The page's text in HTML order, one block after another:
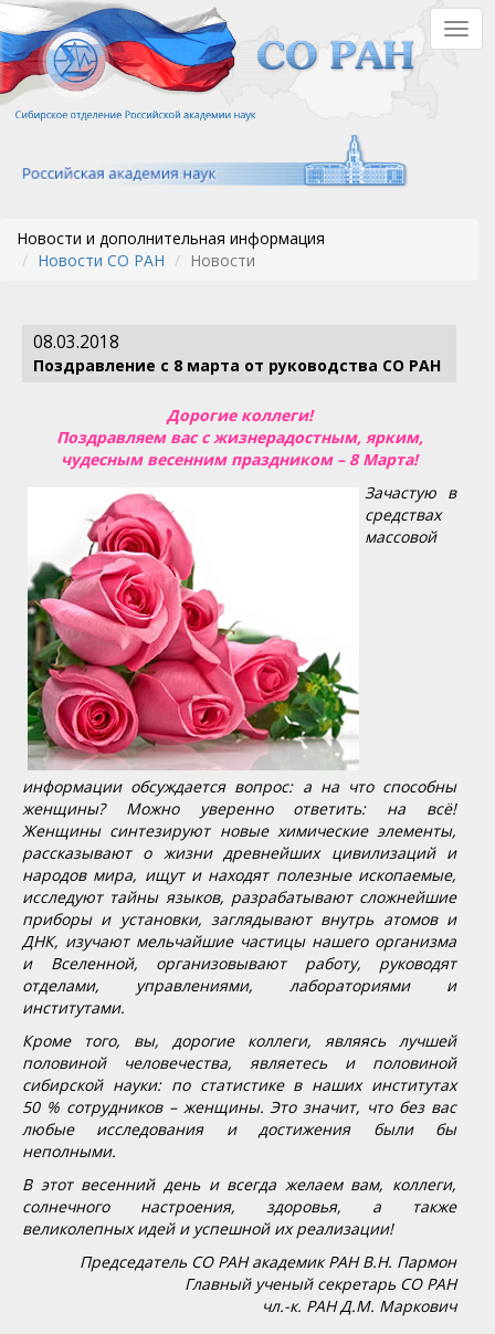
Перейти
к
основному
содержанию
Новости и дополнительная информация
Новости СО РАН
Новости
08.03.2018
Поздравление с 8 марта от руководства СО РАН
Дорогие коллеги!
Поздравляем вас с жизнерадостным, ярким,
чудесным весенним праздником – 8 Марта!
​Зачастую в
средствах
массовой
информации обсуждается вопрос: а на что способны
женщины? Можно уверенно ответить: на всё!
Женщины синтезируют новые химические элементы,
рассказывают о жизни древнейших цивилизаций и
народов мира, ищут и находят полезные ископаемые,
исследуют тайны языков, разрабатывают сложнейшие
приборы и установки, заглядывают внутрь атомов и
ДНК, изучают мельчайшие частицы нашего организма
и Вселенной, организовывают работу, руководят
отделами, управлениями, лабораториями и
институтами.
Кроме того, вы, дорогие коллеги, являясь лучшей
половиной человечества, являетесь и половиной
сибирской науки: по статистике в наших институтах
50 % сотрудников – женщины. Это значит, что без вас
любые исследования и достижения были бы
неполными.
В этот весенний день и всегда желаем вам, коллеги,
солнечного настроения, здоровья, а также
великолепных идей и успешной их реализации!
Председатель СО РАН академик РАН В.Н. Пармон
Главный ученый секретарь СО РАН
чл.-к. РАН Д.М. Маркович